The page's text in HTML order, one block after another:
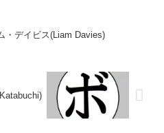
・デイビス(Liam Davies)